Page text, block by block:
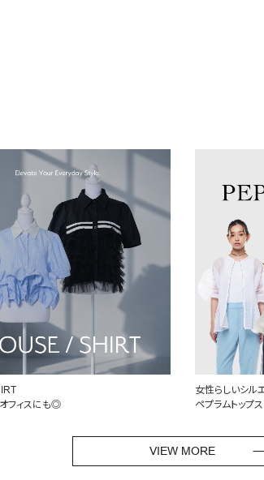
エットを引き立てる
ス
定番を、自分らし
頼れるデニム特集
VIEW MORE